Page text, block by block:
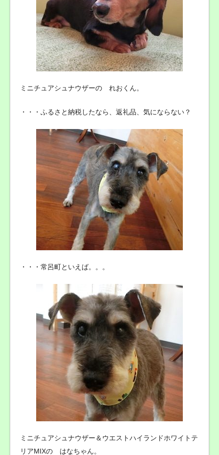
ミニチュアシュナウザーの れおくん。
・・・ふるさと納税したなら、返礼品、気にならない？
・・・常呂町といえば。。。
ミニチュアシュナウザー＆ウエストハイランドホワイトテ
リアMIXの はなちゃん。